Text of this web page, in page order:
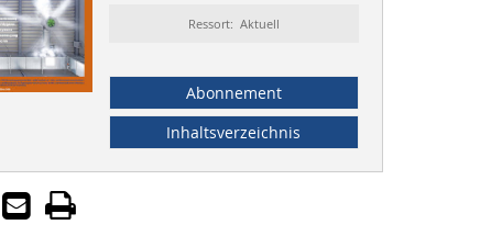
Ressort: Aktuell
Abonnement
Inhaltsverzeichnis